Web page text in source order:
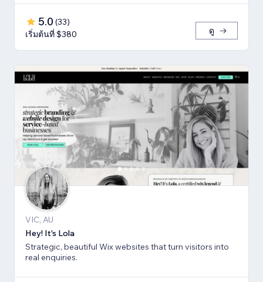
5.0 (33)
เริ่มต้นที่ $380
ดู
VIC, AU
Hey! It's Lola
Strategic, beautiful Wix websites that turn visitors into
real enquiries.